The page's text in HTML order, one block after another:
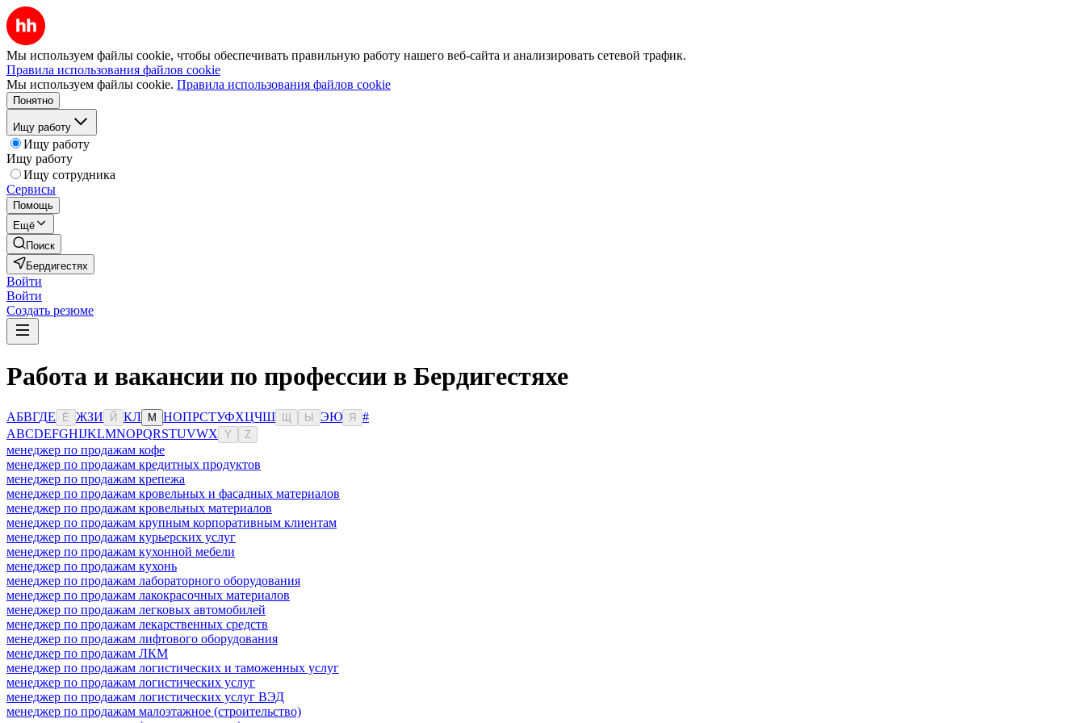
Мы используем файлы cookie, чтобы обеспечивать правильную работу нашего веб-сайта и анализировать сетевой трафик.
Правила использования файлов cookie
Мы используем файлы cookie. Правила использования файлов cookie
Понятно
Ищу работу
Ищу работу
Ищу работу
Ищу сотрудника
Сервисы
Помощь
Ещё
Поиск
Бердигестях
Войти
Войти
Создать резюме
Работа и вакансии по профессии в Бердигестяхе
АБВГДЕ Ё ЖЗИ Й КЛ М НОПРСТУФХЦЧШ Ы ЭЮ Я
#
ABCDEFGHIJKLMNOPQRSTUVWX Y Z
менеджер по продажам кофе
менеджер по продажам кредитных продуктов
менеджер по продажам крепежа
менеджер по продажам кровельных и фасадных материалов
менеджер по продажам кровельных материалов
менеджер по продажам крупным корпоративным клиентам
менеджер по продажам курьерских услуг
менеджер по продажам кухонной мебели
менеджер по продажам кухонь
менеджер по продажам лабораторного оборудования
менеджер по продажам лакокрасочных материалов
менеджер по продажам легковых автомобилей
менеджер по продажам лекарственных средств
менеджер по продажам лифтового оборудования
менеджер по продажам ЛКМ
менеджер по продажам логистических и таможенных услуг
менеджер по продажам логистических услуг
менеджер по продажам логистических услуг ВЭД
менеджер по продажам малоэтажное (строительство)